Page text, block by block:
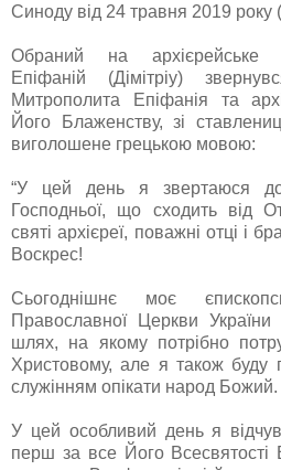
Синоду від 24 травня 2019
Обраний на архієрейське
Епіфаній (Дімітріу)
Митрополита Епіфанія та
Його Блаженству, зі
виголошене грецькою мовою:
“У цей день я звертаюся
Господньої, що сходить від
святі архієреї, поважні отці і
Воскрес!
Сьогоднішнє моє
Православної Церкви
шлях, на якому потрібно
Христовому, але я також буду
служінням опікати народ Божий.
У цей особливий день я
перш за все Його Всесвятості